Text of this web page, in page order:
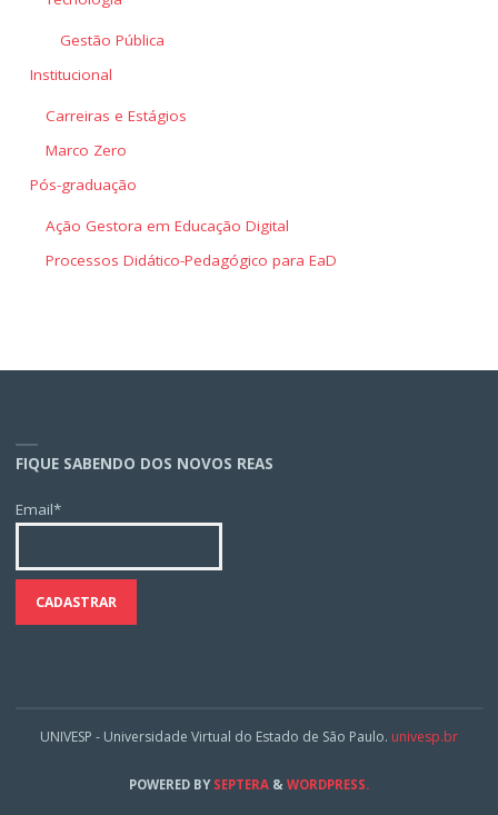
Gestão Pública
Institucional
Carreiras e Estágios
Marco Zero
Pós-graduação
Ação Gestora em Educação Digital
Processos Didático-Pedagógico para EaD
FIQUE SABENDO DOS NOVOS REAS
Email*
UNIVESP - Universidade Virtual do Estado de São Paulo. univesp.br
POWERED BYSEPTERA & WORDPRESS.